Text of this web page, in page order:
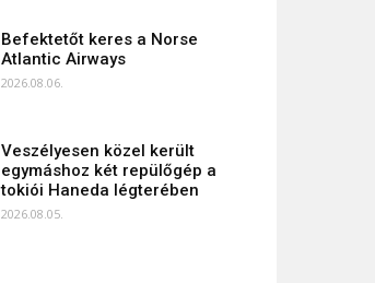
Befektetőt keres a Norse
Atlantic Airways
2026.08.06.
Veszélyesen közel került
egymáshoz két repülőgép a
tokiói Haneda légterében
2026.08.05.